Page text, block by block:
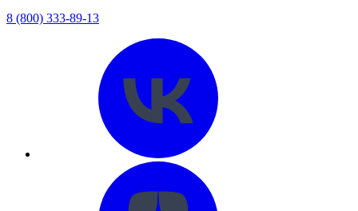
8 (800) 333-89-13